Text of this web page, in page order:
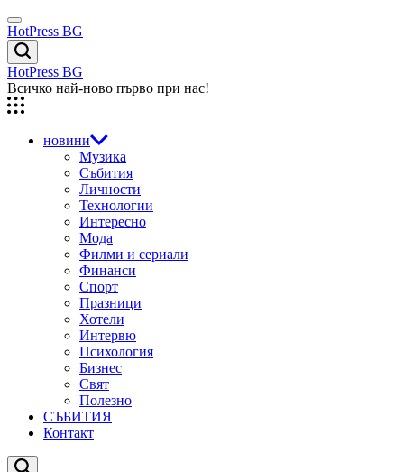
Skip
to
content
Menu
HotPress BG
Търсене
HotPress BG
Всичко най-ново първо при нас!
новини
Музика
Събития
Личности
Технологии
Интересно
Мода
Филми и сериали
Финанси
Спорт
Празници
Хотели
Интервю
Психология
Бизнес
Свят
Полезно
СЪБИТИЯ
Контакт
Търсене